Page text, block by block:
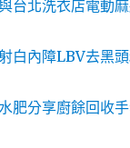
台北洗衣店電動
白內障LBV去黑
肥分享廚餘回收